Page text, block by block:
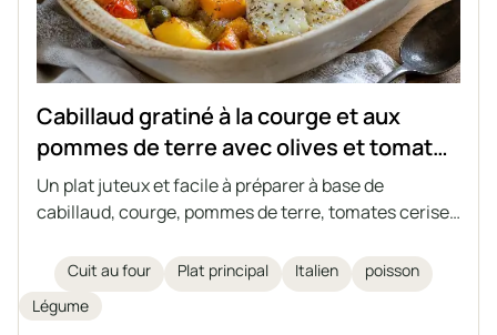
Cabillaud gratiné à la courge et aux
pommes de terre avec olives et tomates
cerises
Un plat juteux et facile à préparer à base de
cabillaud, courge, pommes de terre, tomates cerises
plat. Un plat idéal pour les journées d'automne et
d'hiver, inspiré de la cuisine italienne. Un gratin
complet, riche en légumes et en herbes
Cuit au four Plat principal Italien
poisson
Légume